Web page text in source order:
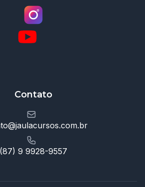
Contato
(87) 9 9928-9557